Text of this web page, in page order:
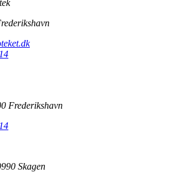
Frederikshavn
Skagen